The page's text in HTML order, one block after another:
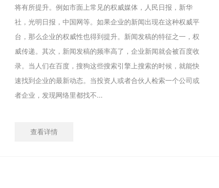
将有所提升。例如市面上常见的权威媒体，人民日报，新华
社，光明日报，中国网等。如果企业的新闻出现在这种权威平
台，那么企业的权威性也得到提升。新闻发稿的特征之一，权
威传递。其次，新闻发稿的频率高了，企业新闻就会被百度收
录。当人们在百度，搜狗这些搜索引擎上搜索的时候，就能快
速找到企业的最新动态。当投资人或者合伙人检索一个公司或
者企业，发现网络里都找不...
查看详情